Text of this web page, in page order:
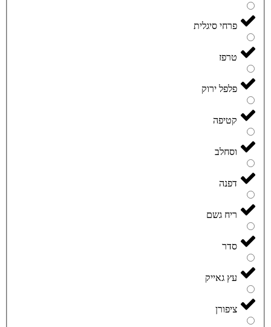
פרחי סיגלית
טרפז
פלפל ירוק
קטיפה
וסחלב
דפנה
ריח גשם
סדר
עץ גאייק
ציפורן